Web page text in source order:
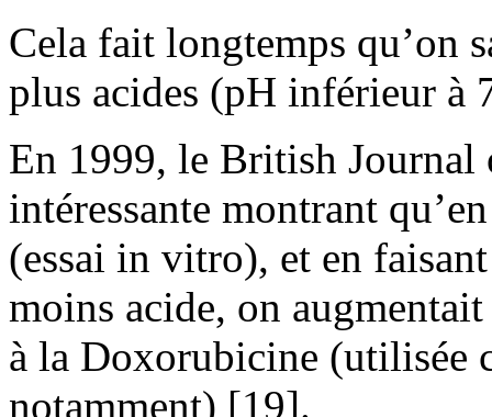
Cela fait longtemps qu’on
plus acides (pH inférieur à
En 1999, le British Journal
intéressante montrant
(essai in vitro), et en
moins acide, on
à la Doxorubicine (utilisée
notamment) [19].